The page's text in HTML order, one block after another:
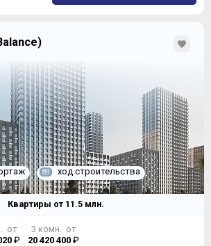
89 ход строительства
Квартиры от 11.5млн.
от
₽
3 комн. от
20 420 400₽